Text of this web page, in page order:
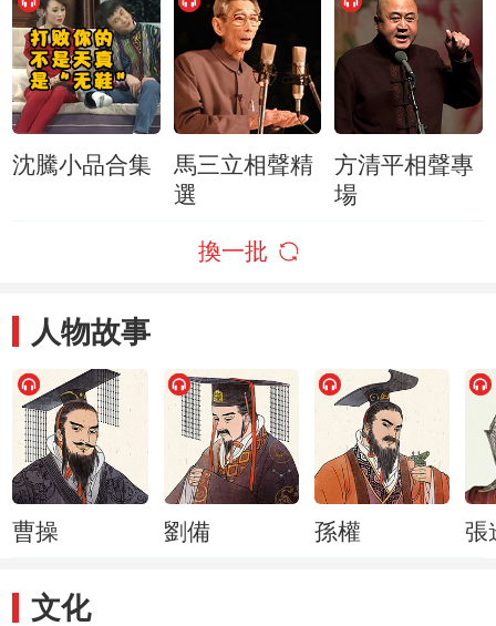
沈騰小品合集
馬三立相聲精
選
方清平相聲專
場
換一批
人物故事
曹操 劉備 孫權 張
文化